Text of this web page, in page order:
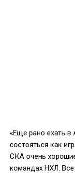
«Еще рано ехать в
состояться как
СКА очень
командах НХЛ. Все